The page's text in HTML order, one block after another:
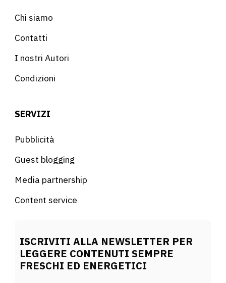
Chi siamo
Contatti
I nostri Autori
Condizioni
SERVIZI
Pubblicità
Guest blogging
Media partnership
Content service
ISCRIVITI ALLA NEWSLETTER PER
LEGGERE CONTENUTI SEMPRE
FRESCHI ED ENERGETICI